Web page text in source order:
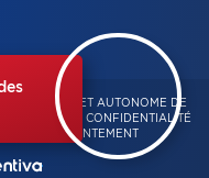
ET AUTONOME DE
POLITIQUE DE CONFIDENTIALITÉ
DU CONSENTEMENT